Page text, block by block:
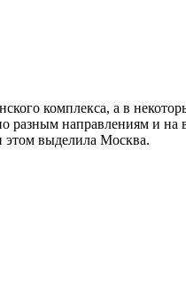
комплекса, а в
разным направлениям и
этом выделила Москва.